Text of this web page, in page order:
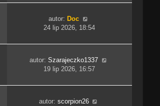
autor: Doc
24 lip 2026, 18:54
autor:Szarajeczko1337
19 lip 2026, 16:57
autor: scorpion26